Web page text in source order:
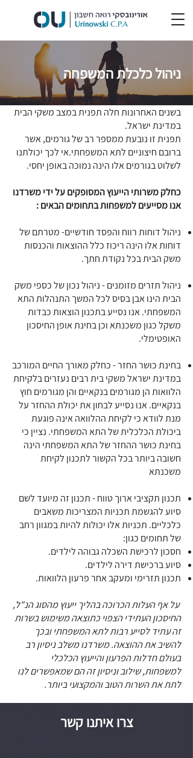
ניהול כלכלת המשפחה
בשנים האחרונות חלה תפנית במצב משקי הבית
במדינת ישראל.
תפנית זו נובעת ממספר רב של גורמים, אשר
ברובם חיצוניים לתא המשפחתי.אי לכך יכולתנו
לשלוט בגורמים אלו הינה נמוכה באופן יחסי.
כחלק משרותי הייעוץ המסופקים על ידי משרדנו
אנו מסייעים למשפחות בתחומים הבאים :
ניהול דוחות רווח והפסד חודשיים- מטרתם של
דוחות אלו הינה ריכוז כלל ההוצאות והכנסות
משק הבית בכל נקודת חתך.
ניהול תזרים מזומנים - ניהול נכון של כספי משק
הבית הינו אבן בסיס לכל המשך התנהלות התא
המשפחתי. אנו נסייע בתכנון הוצאות כבדות
משקל כגון משכנתא וכן בחינת אופן החיסכון
האופטימלי.
בחינת כושר החזר - כחלק מאורך החיים המורכב
במדינת ישראל משקי בית רבים נעזרים בלקיחת
הלוואות הן מגורמים בנקאיים והן מגורמים חוץ
בנקאיים. אנו נסייע לבחון את יכולת ההחזר על
מנת לוודא כי לקיחת ההלוואה אינה פוגעת
ביכולת הכלכלית של התא המשפחתי. נציין כי
בחינת כושר ההחזר של התא המשפחתי הינה
חשובה ביותר בכל הקשור לתכנון לקיחת
משכנתא
תכנון תקציבי ארוך טווח - תכנון זה מיועד לשם
סיוע להגשמת תכניות המצריכות משאבים
כלכליים. תכניות אלו יכולות להיות במגוון רחב
של תחומים כגון:
חסכון לרכישת השכלה גבוהה לילדים.
סיוע ברכישת דירה לילדים.
תכנון תזרימי ומעקב אחר פרעון הלוואות.
על אף העלות הכרוכה בהליך ייעוץ מהסוג הנ"ל,
החיסכון העתידי הצפוי כתוצאה משימוש בשרות
זה עתיד לסייע רבות לתא המשפחתי ובכך
להשיב את ההוצאה. משרדנו משלב ניסיון רב
בעולם חדלות הפרעון והייעוץ הכלכלי
למשפחות, שילוב וניסיון זה הם שמאפשרים לנו
לתת את השרות הטוב והמקצועי ביותר.
צרו איתנו קשר